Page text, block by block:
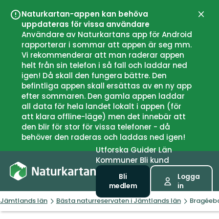
Naturkartan-appen kan behöva
uppdateras för vissa användare
Användare av Naturkartans app för Android
rapporterar i sommar att appen är seg mm.
Vi rekommenderar att man raderar appen
helt från sin telefon i så fall och laddar ned
igen! Då skall den fungera bättre. Den
befintliga appen skall ersättas av en ny app
efter sommaren. Den gamla appen laddar
all data för hela landet lokalt i appen (för
att klara offline-läge) men det innebär att
den blir för stor för vissa telefoner - då
behöver den raderas och laddas ned igen!
UtforskaGuiderLän
Kommuner Bli kund
Bli
medlem
Logga
in
Jämtlands län Bästa naturreservaten i Jämtlands län